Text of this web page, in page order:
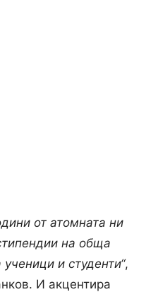
от атомната ни
на обща
и студенти“,
И акцентира